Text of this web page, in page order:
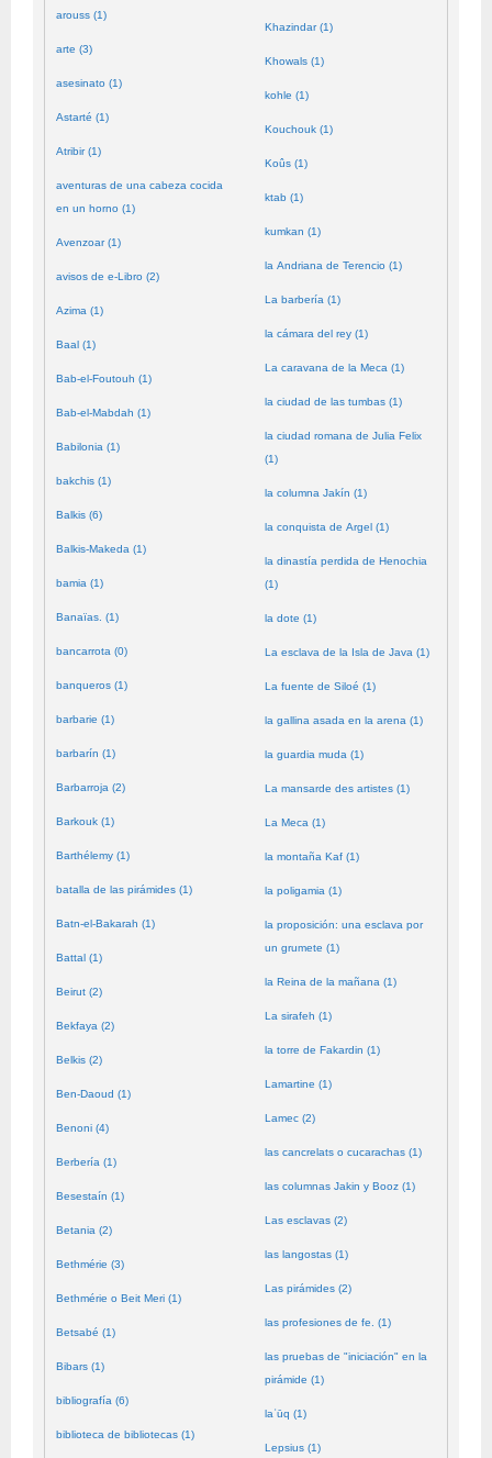
arouss (1)
arte (3)
asesinato (1)
Astarté (1)
Atribir (1)
aventuras de una cabeza cocida
en un horno (1)
Avenzoar (1)
avisos de e-Libro (2)
Azima (1)
Baal (1)
Bab-el-Foutouh (1)
Bab-el-Mabdah (1)
Babilonia (1)
bakchis (1)
Balkis (6)
Balkis-Makeda (1)
bamia (1)
Banaïas. (1)
bancarrota (0)
banqueros (1)
barbarie (1)
barbarín (1)
Barbarroja (2)
Barkouk (1)
Barthélemy (1)
batalla de las pirámides (1)
Batn-el-Bakarah (1)
Battal (1)
Beirut (2)
Bekfaya (2)
Belkis (2)
Ben-Daoud (1)
Benoni (4)
Berbería (1)
Besestaín (1)
Betania (2)
Bethmérie (3)
Bethmérie o Beit Meri (1)
Betsabé (1)
Bibars (1)
bibliografía (6)
biblioteca de bibliotecas (1)
Khazindar (1)
Khowals (1)
kohle (1)
Kouchouk (1)
Koûs (1)
ktab (1)
kumkan (1)
la Andriana de Terencio (1)
La barbería (1)
la cámara del rey (1)
La caravana de la Meca (1)
la ciudad de las tumbas (1)
la ciudad romana de Julia Felix
(1)
la columna Jakín (1)
la conquista de Argel (1)
la dinastía perdida de Henochia
(1)
la dote (1)
La esclava de la Isla de Java (1)
La fuente de Siloé (1)
la gallina asada en la arena (1)
la guardia muda (1)
La mansarde des artistes (1)
La Meca (1)
la montaña Kaf (1)
la poligamia (1)
la proposición: una esclava por
un grumete (1)
la Reina de la mañana (1)
La sirafeh (1)
la torre de Fakardin (1)
Lamartine (1)
Lamec (2)
las cancrelats o cucarachas (1)
las columnas Jakin y Booz (1)
Las esclavas (2)
las langostas (1)
Las pirámides (2)
las profesiones de fe. (1)
las pruebas de "iniciación" en la
pirámide (1)
laʿūq (1)
Lepsius (1)